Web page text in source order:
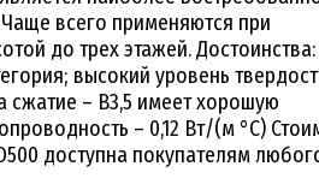
всего применяются при
до трех этажей. Достоинства:
высокий уровень
сжатие – В3,5 имеет хорошую
– 0,12 Вт/(м °С)
доступна покупателям